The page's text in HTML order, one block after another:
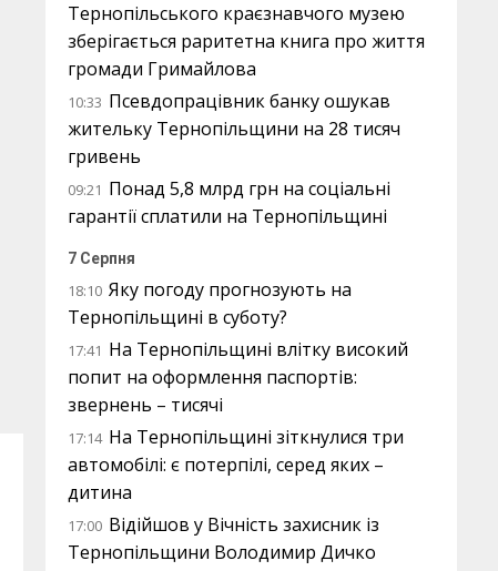
Тернопільського краєзнавчого музею
зберігається раритетна книга про життя
громади Гримайлова
10:33 Псевдопрацівник банку ошукав
жительку Тернопільщини на 28 тисяч
гривень
09:21 Понад 5,8 млрд грн на соціальні
гарантії сплатили на Тернопільщині
7 Серпня
18:10 Яку погоду прогнозують на
Тернопільщині в суботу?
17:41 На Тернопільщині влітку високий
попит на оформлення паспортів:
звернень – тисячі
17:14 На Тернопільщині зіткнулися три
автомобілі: є потерпілі, серед яких –
дитина
17:00 Відійшов у Вічність захисник із
Тернопільщини Володимир Дичко